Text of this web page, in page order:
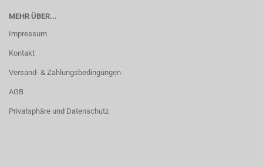
MEHR ÜBER...
Impressum
Kontakt
Versand- & Zahlungsbedingungen
AGB
Privatsphäre und Datenschutz